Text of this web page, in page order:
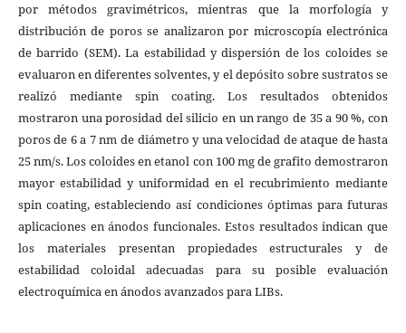
por métodos gravimétricos, mientras que la morfología y
distribución de poros se analizaron por microscopía electrónica
de barrido (SEM). La estabilidad y dispersión de los coloides se
evaluaron en diferentes solventes, y el depósito sobre sustratos se
realizó mediante spin coating. Los resultados obtenidos
mostraron una porosidad del silicio en un rango de 35 a 90 %, con
poros de 6 a 7 nm de diámetro y una velocidad de ataque de hasta
25 nm/s. Los coloides en etanol con 100 mg de grafito demostraron
mayor estabilidad y uniformidad en el recubrimiento mediante
spin coating, estableciendo así condiciones óptimas para futuras
aplicaciones en ánodos funcionales. Estos resultados indican que
los materiales presentan propiedades estructurales y de
estabilidad coloidal adecuadas para su posible evaluación
electroquímica en ánodos avanzados para LIBs.